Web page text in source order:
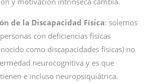
de la Discapacidad Física: solemos
con deficiencias físicas
como discapacidades físicas) no
neurocognitiva y es que
e incluso neuropsiquiátrica.